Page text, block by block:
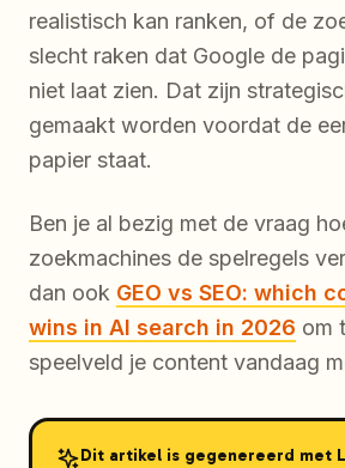
realistisch kan ranken, of de
slecht raken dat Google de
niet laat zien. Dat zijn
gemaakt worden voordat de
papier staat.
Ben je al bezig met de vraag
zoekmachines de spelregels
dan ook GEO vs SEO: which
wins in AI search in 2026 om
speelveld je content vandaag
Dit artikel is gegenereerd met